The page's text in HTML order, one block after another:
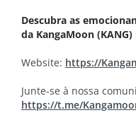
Descubra as
da KangaMoon
Website: https://
Junte-se à nossa
https://t.me/